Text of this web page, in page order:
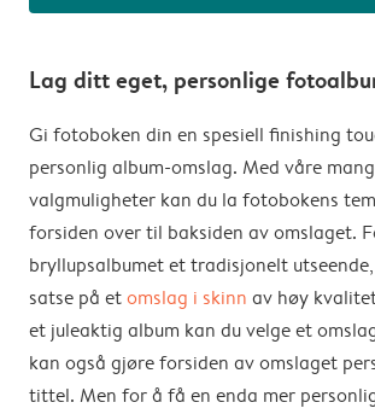
Lag ditt eget, personlige
Gi fotoboken din en spesiell finishing
personlig album-omslag. Med våre
valgmuligheter kan du la fotobokens
forsiden over til baksiden av omslaget.
bryllupsalbumet et tradisjonelt
satse på etomslag i skinn av høy
et juleaktig album kan du velge et
kan også gjøre forsiden av omslaget
tittel. Men for å få en enda mer